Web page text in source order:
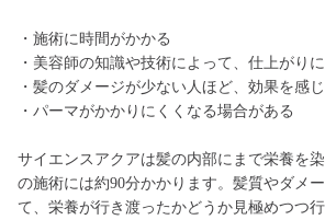
・施術に時間がかかる
・美容師の知識や技術によって、仕上がり
・髪のダメージが少ない人ほど、効果を感
・パーマがかかりにくくなる場合がある
サイエンスアクアは髪の内部にまで栄養を
の施術には約90分かかります。髪質やダメ
て、栄養が行き渡ったかどうか見極めつつ